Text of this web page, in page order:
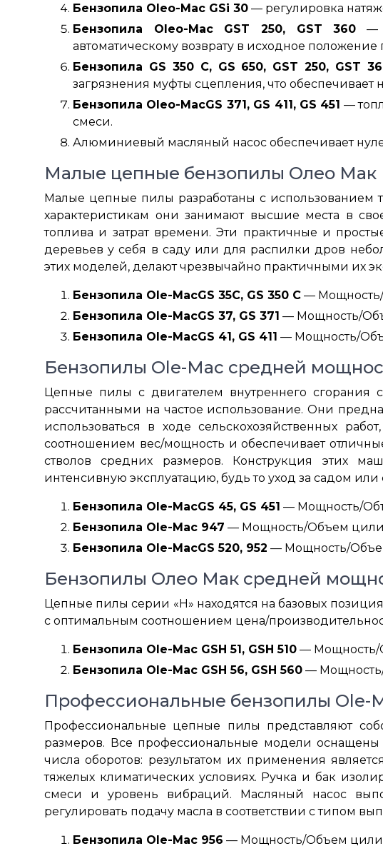
Бензопила Oleo-Mac GSi 30 — регулировка
Бензопила Oleo-Mac GST 250, GST 360 —
автоматическому возврату в исходное положение
Бензопила GS 350 C, GS 650, GST 250, GST
загрязнения муфты сцепления, что
Бензопила Oleo-MacGS 371, GS 411, GS 451 —
смеси.
Алюминиевый масляный насос обеспечивает
Малые цепные бензопилы Олео Мак
Малые цепные пилы разработаны с использованием
характеристикам они занимают высшие места в
топлива и затрат времени. Эти практичные и
деревьев у себя в саду или для распилки дров
этих моделей, делают чрезвычайно практичными их
Бензопила Ole-MacGS 35C, GS 350 C — Мощность/
Бензопила Ole-MacGS 37, GS 371 — Мощность/
Бензопила Ole-MacGS 41, GS 411 — Мощность/
Бензопилы Ole-Mac средней
Цепные пилы с двигателем внутреннего сгорания
рассчитанными на частое использование. Они
использоваться в ходе сельскохозяйственных
соотношением вес/мощность и обеспечивает
стволов средних размеров. Конструкция этих
интенсивную эксплуатацию, будь то уход за садом или
Бензопила Ole-MacGS 45, GS 451 — Мощность/
Бензопила Ole-Mac 947 — Мощность/Объем
Бензопила Ole-MacGS 520, 952 — Мощность/
Бензопилы Олео Мак средней
Цепные пилы серии «H» находятся на базовых
с оптимальным соотношением цена/
Бензопила Ole-Mac GSH 51, GSH 510 — Мощность/
Бензопила Ole-Mac GSH 56, GSH 560 —
Профессиональные бензопилы Ole-
Профессиональные цепные пилы представляют
размеров. Все профессиональные модели
числа оборотов: результатом их применения
тяжелых климатических условиях. Ручка и бак
смеси и уровень вибраций. Масляный насос
регулировать подачу масла в соответствии с типом
Бензопила Ole-Mac 956 — Мощность/Объем